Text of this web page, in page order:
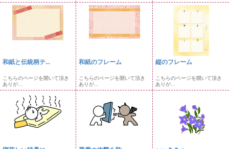
和紙と伝統柄テ...
こちらのページを開いて頂き
ありが...
和紙のフレーム
こちらのページを開いて頂き
ありが...
縦のフレーム
こちらのページを開いて頂き
ありが...